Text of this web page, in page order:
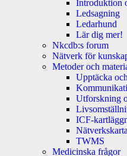
Introduktion
Ledsagning
Ledarhund
Lär dig mer!
Nkcdb:s forum
Nätverk för
Metoder och
Upptäcka
Utforskning
ICF-
Nätverkskarta
TWMS
Medicinska frågor